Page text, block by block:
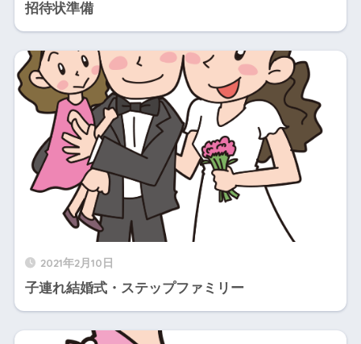
招待状準備
2021年2月10日
子連れ結婚式・ステップファミリー